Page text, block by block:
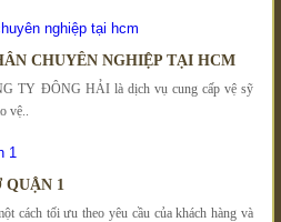
CHUYÊN NGHIỆP TẠI HCM
TY ĐÔNG HẢI là dịch vụ cung cấp vệ sỹ
vệ..
QUẬN 1
tối ưu theo yêu cầu của khách hàng và